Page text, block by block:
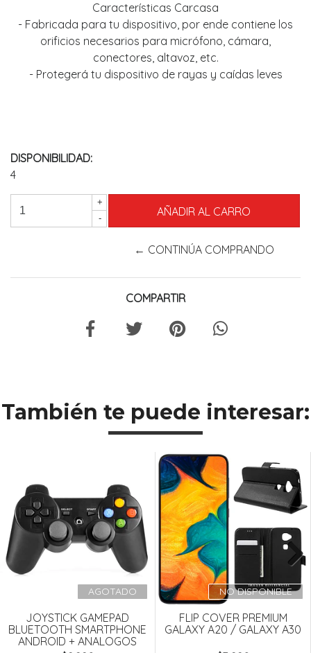
Características Carcasa
- Fabricada para tu dispositivo, por ende contiene los
orificios necesarios para micrófono, cámara,
conectores, altavoz, etc.
- Protegerá tu dispositivo de rayas y caídas leves
DISPONIBILIDAD:
4
+
-
← CONTINÚA COMPRANDO
COMPARTIR
También te puede interesar:
AGOTADO
GAMEPAD
SMARTPHONE
+ ANALOGOS
NO DISPONIBLE
FLIP COVER PREMIUM
GALAXY A20 / GALAXY A30
PACK
+
Next